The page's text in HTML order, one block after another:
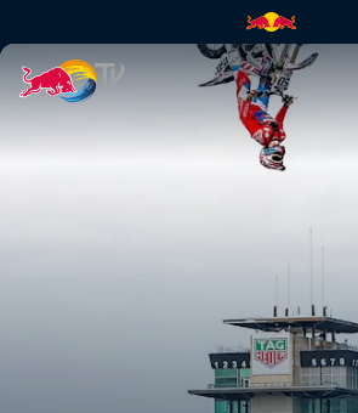
賽車飛越冒險行動